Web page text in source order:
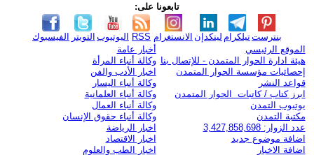
تابعونا على:
الفيسبوك التويتر اليوتيوب RSS الانستغرام لينكدإن تيلكرامبنترست
الموقع الرئيسي
هيئة ادارة الحوار المتمدن - للإتصال بنا
إحصائيات مؤسسة الحوار المتمدن
قواعد النشر
ابرز كتاب / كاتبات الحوار المتمدن
يوتيوب التمدن
مكتبة التمدن
عدد الزوار: 3,427,858,698
اضافة موضوع جديد
اضافة الاخبار
أخبار عامة
وكالة أنباء المرأة
اخبار الأدب والفن
وكالة أنباء اليسار
وكالة أنباء العلمانية
وكالة أنباء العمال
وكالة أنباء حقوق الإنسان
اخبار الرياضة
اخبار الاقتصاد
اخبار الطب والعلوم